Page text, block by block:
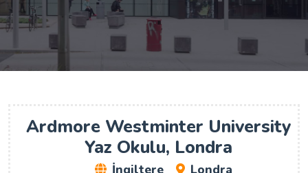
Ardmore Westminter University
Yaz Okulu, Londra
İngiltere
Londra